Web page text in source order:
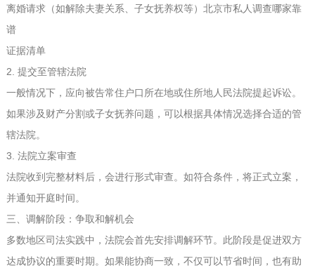
离婚请求（如解除夫妻关系、子女抚养权等） 北京市私人调查哪家靠
谱
证据清单
2. 提交至管辖法院
一般情况下，应向被告常住户口所在地或住所地人民法院提起诉讼。
如果涉及财产分割或子女抚养问题，可以根据具体情况选择合适的管
辖法院。
3. 法院立案审查
法院收到完整材料后，会进行形式审查。如符合条件，将正式立案，
并通知开庭时间。
三、调解阶段：争取和解机会
多数地区司法实践中，法院会首先安排调解环节。此阶段是促进双方
达成协议的重要时期。如果能协商一致，不仅可以节省时间，也有助